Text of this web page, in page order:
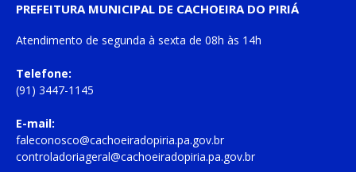
PREFEITURA MUNICIPAL DE CACHOEIRA DO PIRIÁ
Atendimento de segunda à sexta de 08h às 14h
Telefone:
(91) 3447-1145
E-mail:
faleconosco@cachoeiradopiria.pa.gov.br
controladoriageral@cachoeiradopiria.pa.gov.br